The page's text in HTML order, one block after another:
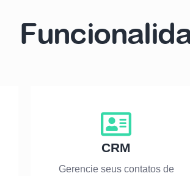
CRM
Gerencie seus contatos de